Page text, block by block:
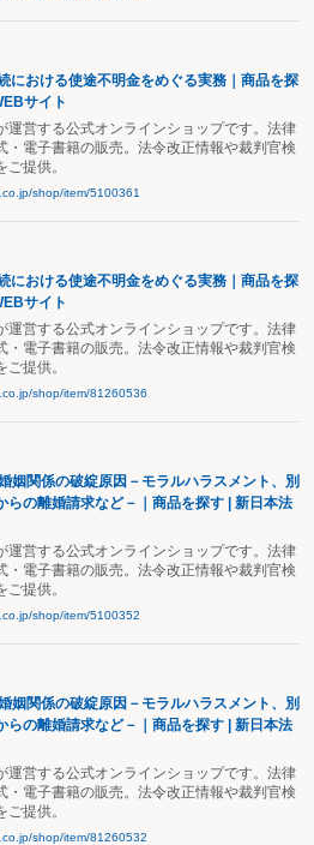
における使途不明金をめぐる実務｜商品を探
サイト
運営する公式オンラインショップです。法律
・電子書籍の販売。法令改正情報や裁判官検
提供。
shop/item/5100361
における使途不明金をめぐる実務｜商品を探
サイト
運営する公式オンラインショップです。法律
・電子書籍の販売。法令改正情報や裁判官検
提供。
shop/item/81260536
姻関係の破綻原因－モラルハラスメント、別
らの離婚請求など－｜商品を探す | 新日本法
運営する公式オンラインショップです。法律
・電子書籍の販売。法令改正情報や裁判官検
提供。
shop/item/5100352
姻関係の破綻原因－モラルハラスメント、別
らの離婚請求など－｜商品を探す | 新日本法
運営する公式オンラインショップです。法律
・電子書籍の販売。法令改正情報や裁判官検
提供。
shop/item/81260532